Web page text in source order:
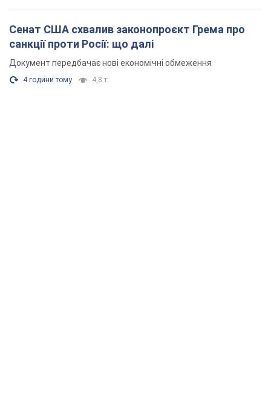
Сенат США схвалив законопроєкт Грема про
санкції проти Росії: що далі
Документ передбачає нові економічні обмеження
4 години тому 4,8 т.